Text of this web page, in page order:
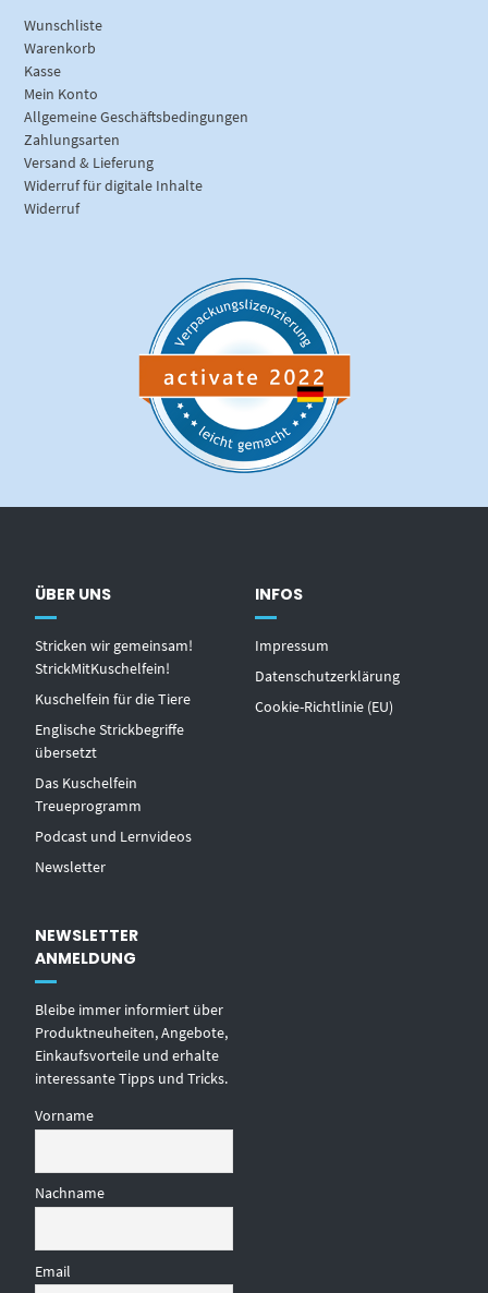
Wunschliste
Warenkorb
Kasse
Mein Konto
Allgemeine Geschäftsbedingungen
Zahlungsarten
Versand & Lieferung
Widerruf für digitale Inhalte
Widerruf
ÜBER UNS
Stricken wir gemeinsam!
StrickMitKuschelfein!
Kuschelfein für die Tiere
Englische Strickbegriffe
übersetzt
Das Kuschelfein
Treueprogramm
Podcast und Lernvideos
Newsletter
INFOS
Impressum
Datenschutzerklärung
Cookie-Richtlinie (EU)
NEWSLETTER
ANMELDUNG
Bleibe immer informiert über
Produktneuheiten, Angebote,
Einkaufsvorteile und erhalte
interessante Tipps und Tricks.
Vorname
Nachname
Email